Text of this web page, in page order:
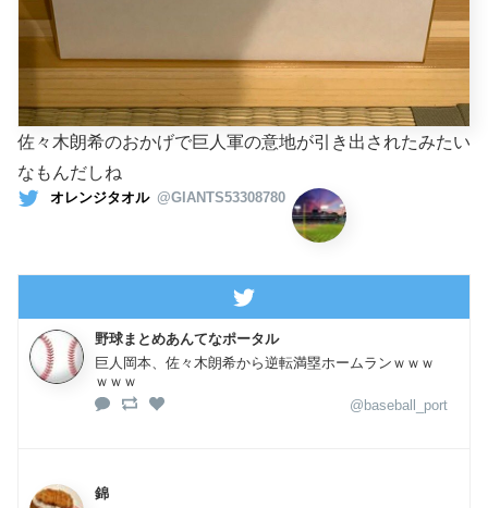
佐々木朗希のおかげで巨人軍の意地が引き出されたみたい
なもんだしね
オレンジタオル @GIANTS53308780
野球まとめあんてなポータル
巨人岡本、佐々木朗希から逆転満塁ホームランｗｗｗ
ｗｗｗ
@baseball_port
錦